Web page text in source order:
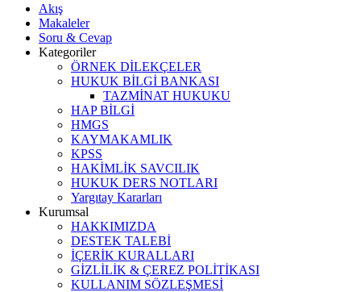
Akış
Makaleler
Soru & Cevap
Kategoriler
ÖRNEK DİLEKÇELER
HUKUK BİLGİ BANKASI
TAZMİNAT HUKUKU
HAP BİLGİ
HMGS
KAYMAKAMLIK
KPSS
HAKİMLİK SAVCILIK
HUKUK DERS NOTLARI
Yargıtay Kararları
Kurumsal
HAKKIMIZDA
DESTEK TALEBİ
İÇERİK KURALLARI
GİZLİLİK & ÇEREZ POLİTİKASI
KULLANIM SÖZLEŞMESİ